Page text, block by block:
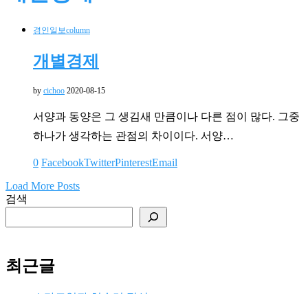
경인일보column
개별경제
by cichoo 2020-08-15
서양과 동양은 그 생김새 만큼이나 다른 점이 많다. 그중
하나가 생각하는 관점의 차이이다. 서양…
0 FacebookTwitterPinterestEmail
Load More Posts
검색
최근글